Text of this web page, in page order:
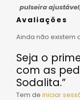
pulseira
Avaliações
Ainda não existem
Seja o
com as
Sodalita.”
Tem de iniciar